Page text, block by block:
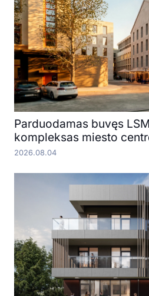
Parduodamas buvęs
kompleksas miesto
2026.08.04